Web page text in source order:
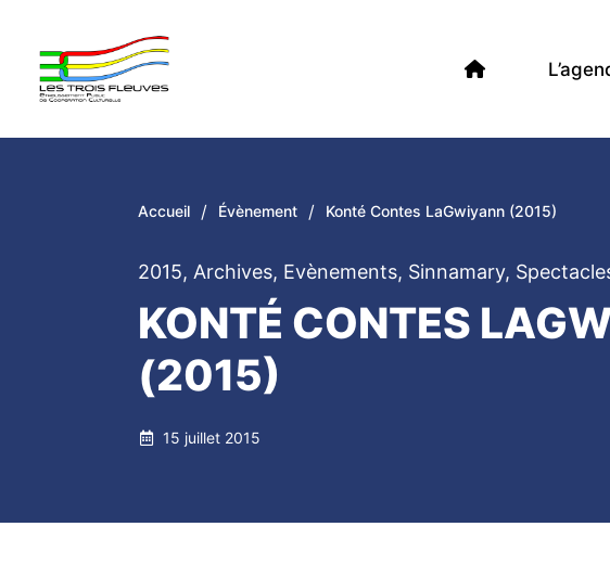
Accueil / Évènement / Konté Contes LaGwiyann (2015)
2015, Archives, Evènements, Sinnamary,
KONTÉ CONTES
(2015)
15 juillet 2015